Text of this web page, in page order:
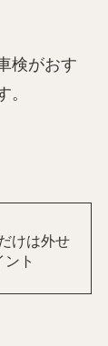
検がおす
。
けは外せ
ト